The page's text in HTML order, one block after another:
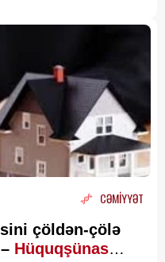
CƏMİYYƏT
çöldən-çölə
Hüquqşünas